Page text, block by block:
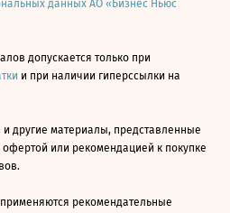
данных АО «Бизнес Ньюс
допускается только при
и при наличии гиперссылки на
и другие материалы, представленные
или рекомендацией к покупке
рекомендательные